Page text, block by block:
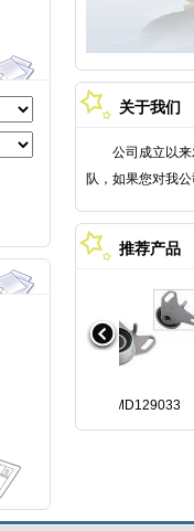
关于我们
公司成立以来发
队，如果您对我
推荐产品
MD129033